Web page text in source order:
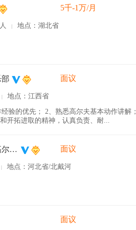
5千-1万/月
| 地点：湖北省
面议
| 地点：江西省
验的优先； 2、熟悉高尔夫基本动作讲解；
开拓进取的精神，认真负责、耐...
河北秦皇岛北戴河松石高尔夫俱乐部 面议
| 地点：河北省/北戴河
面议